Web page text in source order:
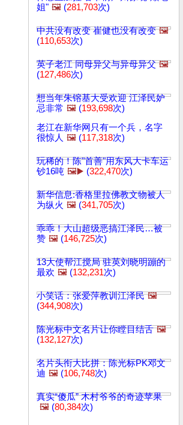
姐" 🖼️ (281,703次)
中共没有改变 崔健也没有改变 🖼️
(110,653次)
英子老江 同母异父与异母异父 🖼️
(127,486次)
想当年朱镕基大受欢迎 江泽民妒
忌非常 🖼️ (193,698次)
老江在新华网只有一个兵，名字
很惊人 🖼️ (117,318次)
玩稀的！陈"首善"用东风大卡车运
钞16吨 🖼️▶️ (322,470次)
新华信息:香格里拉佛教文物被人
为纵火 🖼️ (341,705次)
乖乖！大山超级恶搞江泽民…被
赞 🖼️ (146,725次)
13大使帮江搅局 驻英刘晓明蹦的
最欢 🖼️ (132,231次)
小笑话：张爱萍教训江泽民 🖼️
(344,908次)
陈光标中文名片让你瞠目结舌 🖼️
(132,127次)
名片头衔大比拼：陈光标PK邓文
迪 🖼️ (106,748次)
真实“傻瓜” 木村爷爷的奇迹苹果
🖼️ (80,384次)